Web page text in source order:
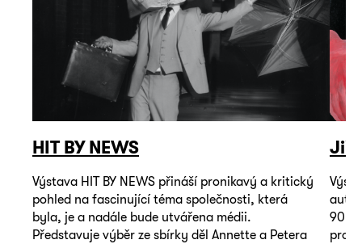
HIT BY NEWS
Výstava HIT BY NEWS přináší pronikavý a kritický
pohled na fascinující téma společnosti, která
byla, je a nadále bude utvářena médii.
Představuje výběr ze sbírky děl Annette a Petera
Jiří
90.